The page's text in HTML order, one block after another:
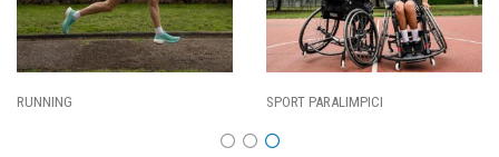
SPORT PARALIMPICI CALCIO